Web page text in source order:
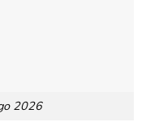
2026